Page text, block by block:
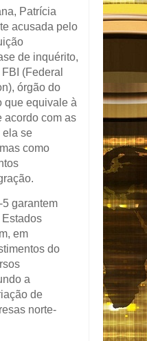
Patrícia
acusada pelo
de inquérito,
(Federal
órgão do
que equivale à
acordo com as
ela se
como
garantem
em
do
a
de
norte-